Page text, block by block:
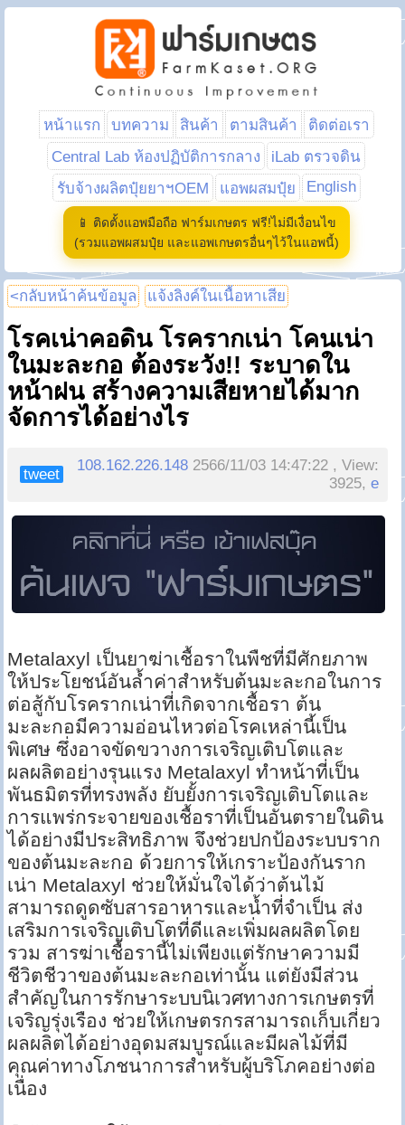
หน้าแรก บทความ สินค้า ตามสินค้า
ติดต่อเรา
Central Lab ห้องปฏิบัติการกลาง
iLab ตรวจดิน
รับจ้างผลิตปุ๋ยยาฯOEM
แอพผสมปุ๋ย English
📱 ติดตั้งแอพมือถือ ฟาร์มเกษตร ฟรี!ไม่มีเงื่อนไข
(รวมแอพผสมปุ๋ย และแอพเกษตรอื่นๆไว้ในแอพนี้)
<กลับหน้าค้นข้อมูล แจ้งลิงค์ในเนื้อหาเสีย
โรคเน่าคอดิน โรครากเน่า โคนเน่า
ในมะละกอ ต้องระวัง!! ระบาดใน
หน้าฝน สร้างความเสียหายได้มาก
จัดการได้อย่างไร
tweet
108.162.226.148 2566/11/03 14:47:22 , View:
3925,e
Metalaxyl เป็นยาฆ่าเชื้อราในพืชที่มีศักยภาพ
ให้ประโยชน์อันล้ำค่าสำหรับต้นมะละกอในการ
ต่อสู้กับโรครากเน่าที่เกิดจากเชื้อรา ต้น
มะละกอมีความอ่อนไหวต่อโรคเหล่านี้เป็น
พิเศษ ซึ่งอาจขัดขวางการเจริญเติบโตและ
ผลผลิตอย่างรุนแรง Metalaxyl ทำหน้าที่เป็น
พันธมิตรที่ทรงพลัง ยับยั้งการเจริญเติบโตและ
การแพร่กระจายของเชื้อราที่เป็นอันตรายในดิน
ได้อย่างมีประสิทธิภาพ จึงช่วยปกป้องระบบราก
ของต้นมะละกอ ด้วยการให้เกราะป้องกันราก
เน่า Metalaxyl ช่วยให้มั่นใจได้ว่าต้นไม้
สามารถดูดซับสารอาหารและน้ำที่จำเป็น ส่ง
เสริมการเจริญเติบโตที่ดีและเพิ่มผลผลิตโดย
รวม สารฆ่าเชื้อรานี้ไม่เพียงแต่รักษาความมี
ชีวิตชีวาของต้นมะละกอเท่านั้น แต่ยังมีส่วน
สำคัญในการรักษาระบบนิเวศทางการเกษตรที่
เจริญรุ่งเรือง ช่วยให้เกษตรกรสามารถเก็บเกี่ยว
ผลผลิตได้อย่างอุดมสมบูรณ์และมีผลไม้ที่มี
คุณค่าทางโภชนาการสำหรับผู้บริโภคอย่างต่อ
เนื่อง